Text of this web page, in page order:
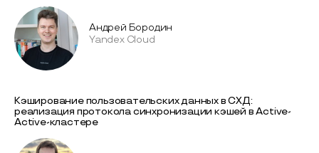
Андрей Бородин
Yandex Cloud
Кэширование пользовательских данных в СХД:
реализация протокола синхронизации кэшей в Active-
Active-кластере